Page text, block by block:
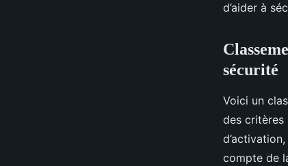
d’aider à
sécurité
Voici un
des critères
compte de